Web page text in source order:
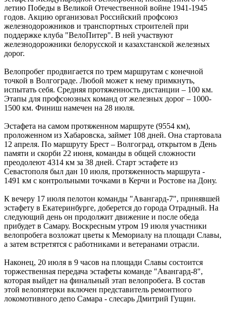
летию Победы в Великой Отечественной войне 1941-1945
годов. Акцию организовал Российский профсоюз
железнодорожников и транспортных строителей при
поддержке клуба "ВелоПитер". В ней участвуют
железнодорожники белорусской и казахстанской железных
дорог.
Велопробег продвигается по трем маршрутам с конечной
точкой в Волгограде. Любой может к нему примкнуть,
испытать себя. Средняя протяженность дистанции – 100 км.
Этапы для профсоюзных команд от железных дорог – 1000-
1500 км. Финиш намечен на 28 июля.
Эстафета на самом протяженном маршруте (9554 км),
проложенном из Хабаровска, займет 108 дней. Она стартовала
12 апреля. По маршруту Брест – Волгоград, открытом в День
памяти и скорби 22 июня, команды в общей сложности
преодолеют 4314 км за 38 дней. Старт эстафете из
Севастополя был дан 10 июля, протяженность маршрута -
1491 км с контрольными точками в Керчи и Ростове на Дону.
К вечеру 17 июля пелотон команды "Авангард-7", принявшей
эстафету в Екатеринбурге, доберется до города Отрадный. На
следующий день он продолжит движение и после обеда
прибудет в Самару. Воскресным утром 19 июля участники
велопробега возложат цветы к Мемориалу на площади Славы,
а затем встретятся с работниками и ветеранами отрасли.
Наконец, 20 июля в 9 часов на площади Славы состоится
торжественная передача эстафеты команде "Авангард-8",
которая выйдет на финальный этап велопробега. В состав
этой велопятерки включен представитель ремонтного
локомотивного депо Самара - слесарь Дмитрий Гущин.